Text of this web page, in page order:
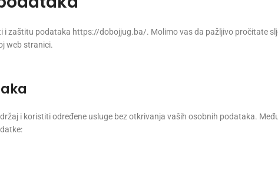
zaštitu podataka https://dobojjug.ba/. Molimo vas da pažljivo pročitate
web stranici.
i koristiti određene usluge bez otkrivanja vaših osobnih podataka.